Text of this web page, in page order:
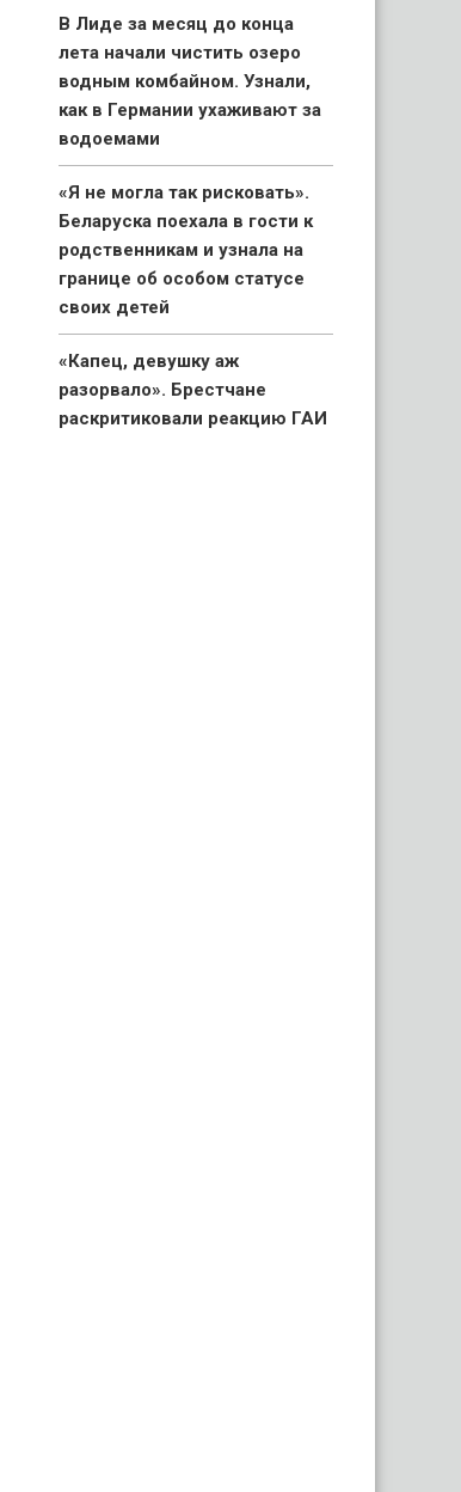
В Лиде за месяц до конца
лета начали чистить озеро
водным комбайном. Узнали,
как в Германии ухаживают за
водоемами
«Я не могла так рисковать».
Беларуска поехала в гости к
родственникам и узнала на
границе об особом статусе
своих детей
«Капец, девушку аж
разорвало». Брестчане
раскритиковали реакцию ГАИ